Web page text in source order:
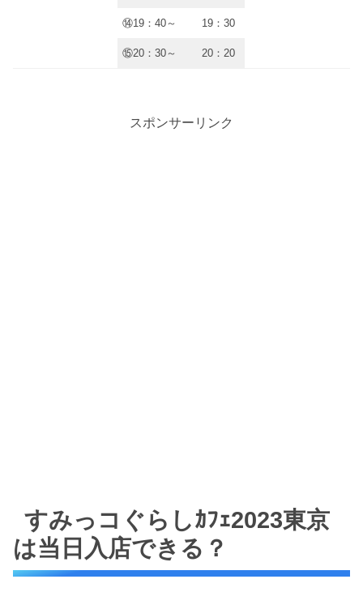
⑭19：40～ 19：30
⑮20：30～ 20：20
スポンサーリンク
すみっコぐらしｶﾌｪ2023東京
は当日入店できる？